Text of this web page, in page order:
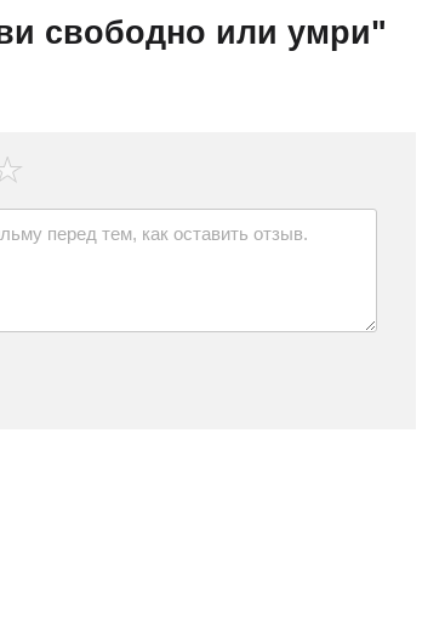
свободно или умри"